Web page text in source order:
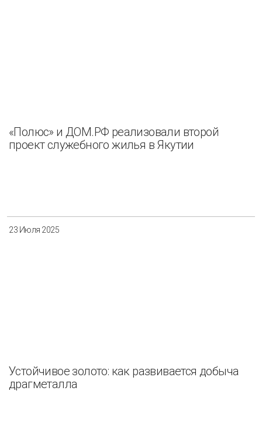
«Полюс» и ДОМ.РФ реализовали второй
проект служебного жилья в Якутии
23 Июля 2025
Устойчивое золото: как развивается добыча
драгметалла